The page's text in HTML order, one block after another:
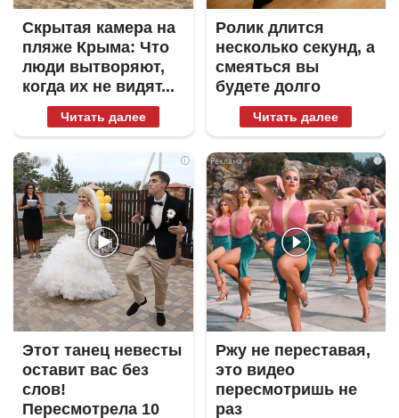
Скрытая камера на
пляже Крыма: Что
люди вытворяют,
когда их не видят...
Читать далее
Ролик длится
несколько секунд, а
смеяться вы
будете долго
Читать далее
i
Этот танец невесты
оставит вас без
слов!
Пересмотрела 10
i
Ржу не переставая,
это видео
пересмотришь не
раз